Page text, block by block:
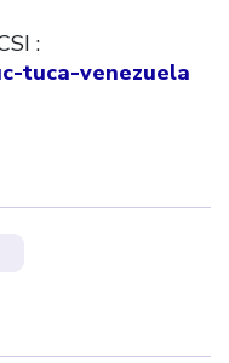
:
tuca-venezuela